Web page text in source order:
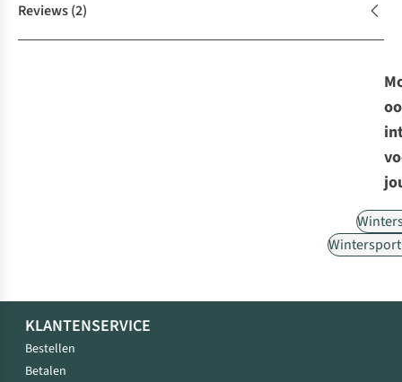
Reviews(2)
KLANTENSERVICE
Bestellen
Betalen